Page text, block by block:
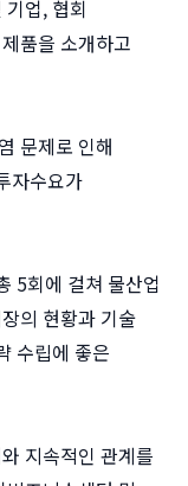
업, 협회
품을 소개하고
문제로 인해
자수요가
5회에 걸쳐 물산업
의 현황과 기술
수립에 좋은
지속적인 관계를